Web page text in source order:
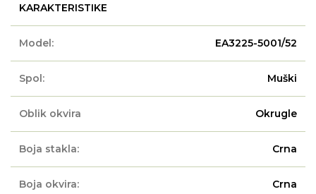
KARAKTERISTIKE
Model: EA3225-5001/52
Spol: Muški
Oblik okvira Okrugle
Boja stakla: Crna
Boja okvira: Crna